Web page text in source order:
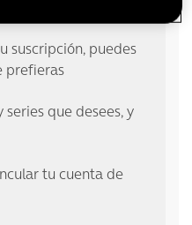
suscripción, puedes
prefieras
series que desees, y
tu cuenta de